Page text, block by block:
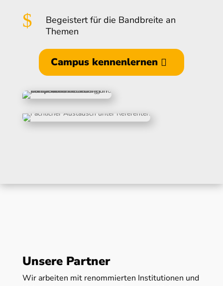
$
Begeistert für die Bandbreite an
Themen
Campus kennenlernen
Unsere Partner
Wir arbeiten mit renommierten Institutionen und